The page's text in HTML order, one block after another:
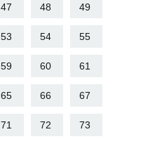
47 48 49
53 54 55
59 60 61
65 66 67
71 72 73